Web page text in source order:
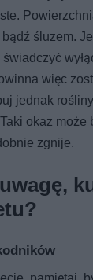
śluzem.
więc
jednak
okaz może
zgnije.